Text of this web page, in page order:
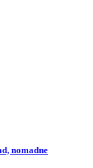
nomadne